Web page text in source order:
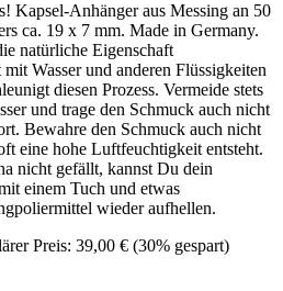
Kapsel-Anhänger aus Messing an 50
ca. 19 x 7 mm. Made in Germany.
natürliche Eigenschaft
Wasser und anderen Flüssigkeiten
diesen Prozess. Vermeide stets
und trage den Schmuck auch nicht
Bewahre den Schmuck auch nicht
eine hohe Luftfeuchtigkeit entsteht.
nicht gefällt, kannst Du dein
einem Tuch und etwas
wieder aufhellen.
Preis: 39,00 € (30% gespart)